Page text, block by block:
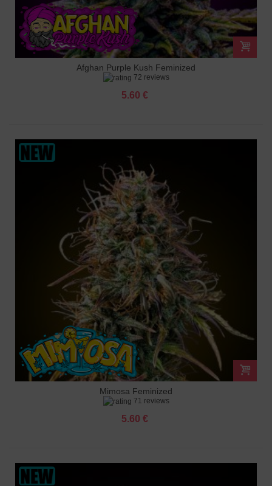
Afghan Purple Kush Feminized
72 reviews
5.60 €
Mimosa Feminized
71 reviews
5.60 €